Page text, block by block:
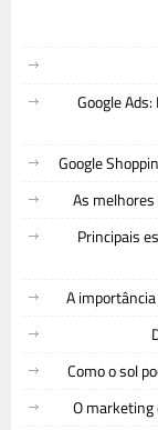
Google
Google
As
Principais
A
Como o sol
O marketing